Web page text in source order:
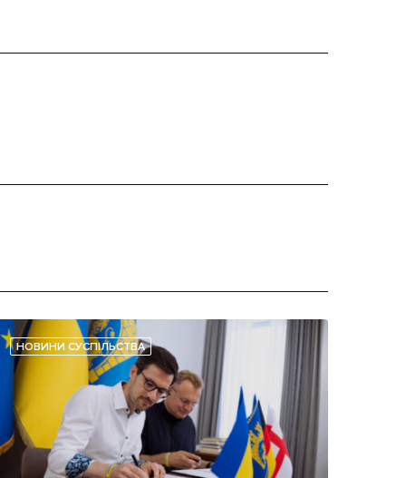
НОВИНИ СУСПІЛЬСТВА